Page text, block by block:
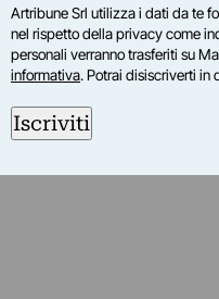
a lato
t(h)ree” della
edizione del
Albertina
Artribune Srl utilizza i dati da te
nel rispetto della privacy come
personali verranno trasferiti su
informativa. Potrai disiscriverti in
Iscriviti